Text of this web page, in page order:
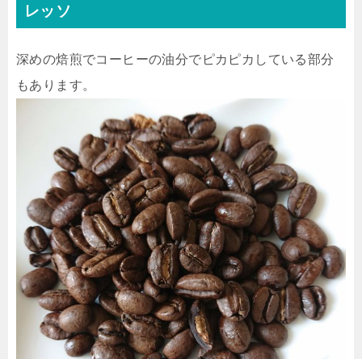
レッソ
深めの焙煎でコーヒーの油分でピカピカしている部分
もあります。